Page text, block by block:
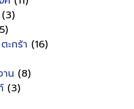
(3)
ะกร้า (16)
น (8)
(3)